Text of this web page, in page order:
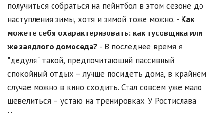
получиться собраться на пейнтбол в этом сезоне до
наступления зимы, хотя и зимой тоже можно. - Как
можете себя охарактеризовать: как тусовщика или
же заядлого домоседа? - В последнее время я
"дедуля" такой, предпочитающий пассивный
спокойный отдых – лучше посидеть дома, в крайнем
случае можно в кино сходить. Стал совсем уже мало
шевелиться – устаю на тренировках. У Ростислава